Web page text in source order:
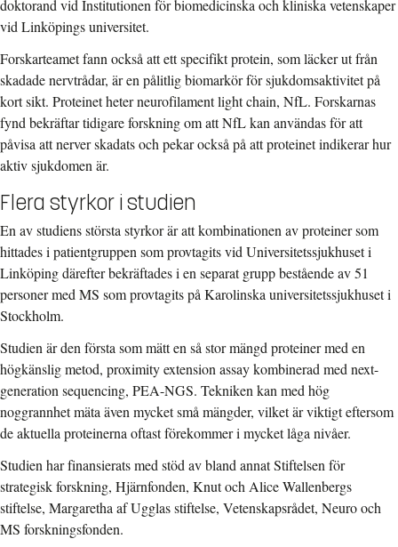
doktorand vid Institutionen för biomedicinska och kliniska vetenskaper
vid Linköpings universitet.
Forskarteamet fann också att ett specifikt protein, som läcker ut från
skadade nervtrådar, är en pålitlig biomarkör för sjukdomsaktivitet på
kort sikt. Proteinet heter neurofilament light chain, NfL. Forskarnas
fynd bekräftar tidigare forskning om att NfL kan användas för att
påvisa att nerver skadats och pekar också på att proteinet indikerar hur
aktiv sjukdomen är.
Flera styrkor i studien
En av studiens största styrkor är att kombinationen av proteiner som
hittades i patientgruppen som provtagits vid Universitetssjukhuset i
Linköping därefter bekräftades i en separat grupp bestående av 51
personer med MS som provtagits på Karolinska universitetssjukhuset i
Stockholm.
Studien är den första som mätt en så stor mängd proteiner med en
högkänslig metod, proximity extension assay kombinerad med next-
generation sequencing, PEA-NGS. Tekniken kan med hög
noggrannhet mäta även mycket små mängder, vilket är viktigt eftersom
de aktuella proteinerna oftast förekommer i mycket låga nivåer.
Studien har finansierats med stöd av bland annat Stiftelsen för
strategisk forskning, Hjärnfonden, Knut och Alice Wallenbergs
stiftelse, Margaretha af Ugglas stiftelse, Vetenskapsrådet, Neuro och
MS forskningsfonden.